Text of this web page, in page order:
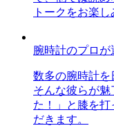
トークをお楽し
腕時計のプロが
数多の腕時計を
そんな彼らが
た！」と膝を
だきます。